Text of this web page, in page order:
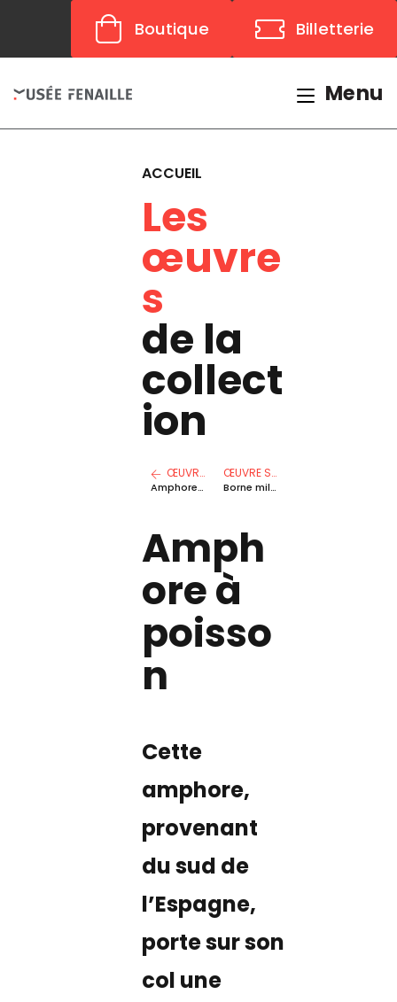
Panneau de gestion des cookies
Boutique Billetterie
Menu
ACCUEIL
Les
œuvre
s
de la
collect
ion
ŒUVRE PRÉCÉDENTE
Amphores à vin
ŒUVRE SUIVANTE
Borne milliaire
Amph
ore à
poisso
n
Cette
amphore,
provenant
du sud de
l’Espagne,
porte sur son
col une